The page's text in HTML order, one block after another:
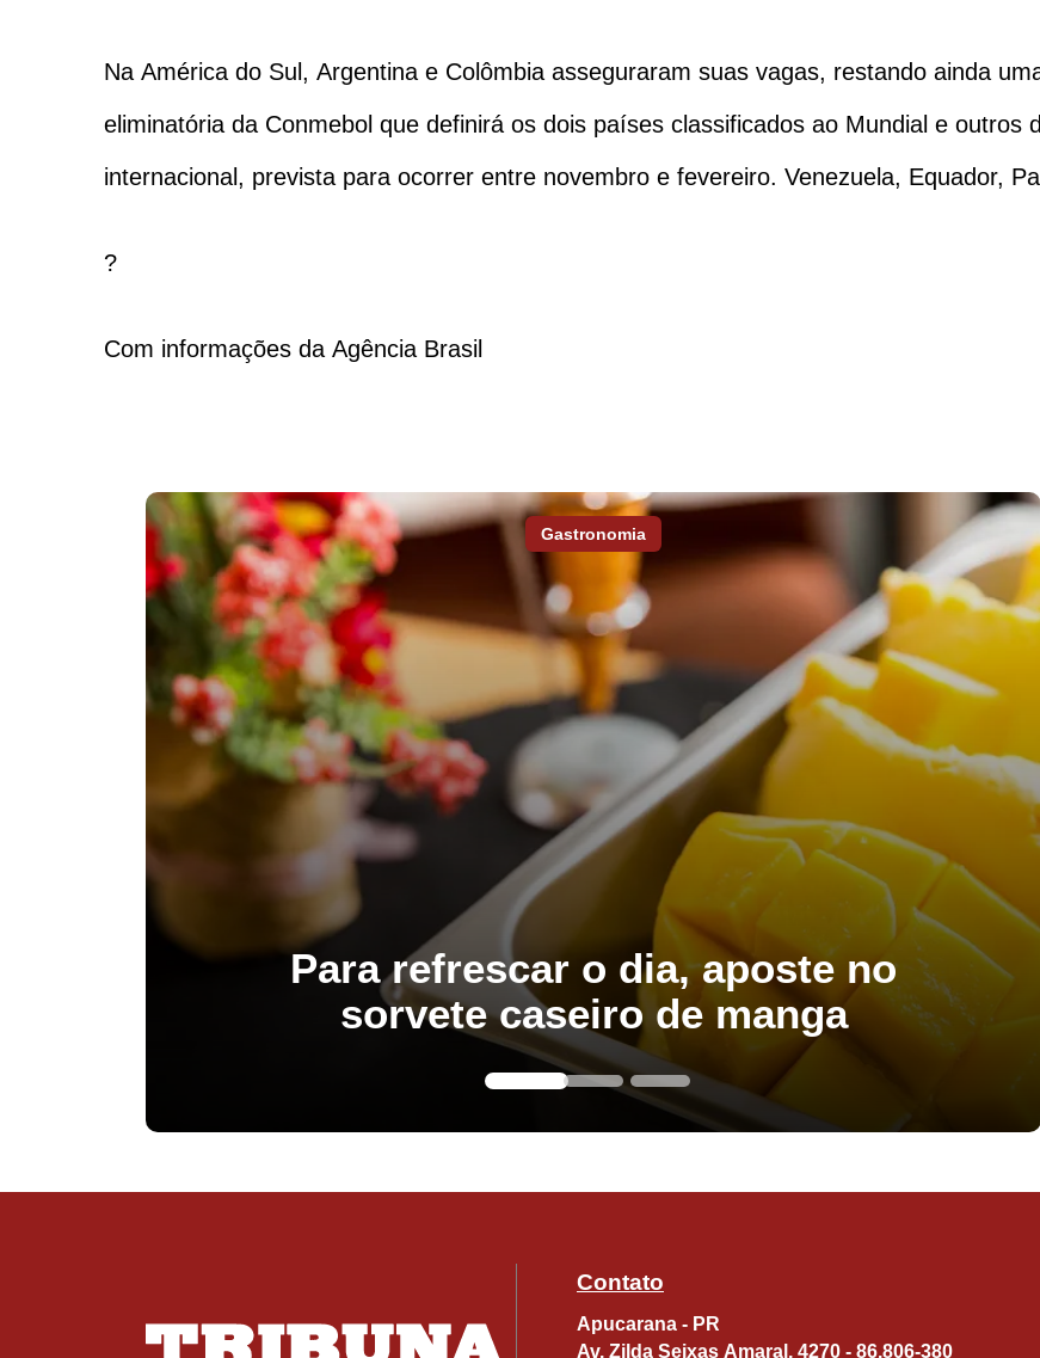
Na América do Sul, Argentina e Colômbia asseguraram suas vagas, restando ainda
eliminatória da Conmebol que definirá os dois países classificados ao Mundial e outros
internacional, prevista para ocorrer entre novembro e fevereiro. Venezuela, Equador,
?
Com informações da Agência Brasil
Gastronomia
Para refrescar o dia, aposte no
sorvete caseiro de manga
Contato
Apucarana - PR
Av. Zilda Seixas Amaral, 4270 - 86.806-380